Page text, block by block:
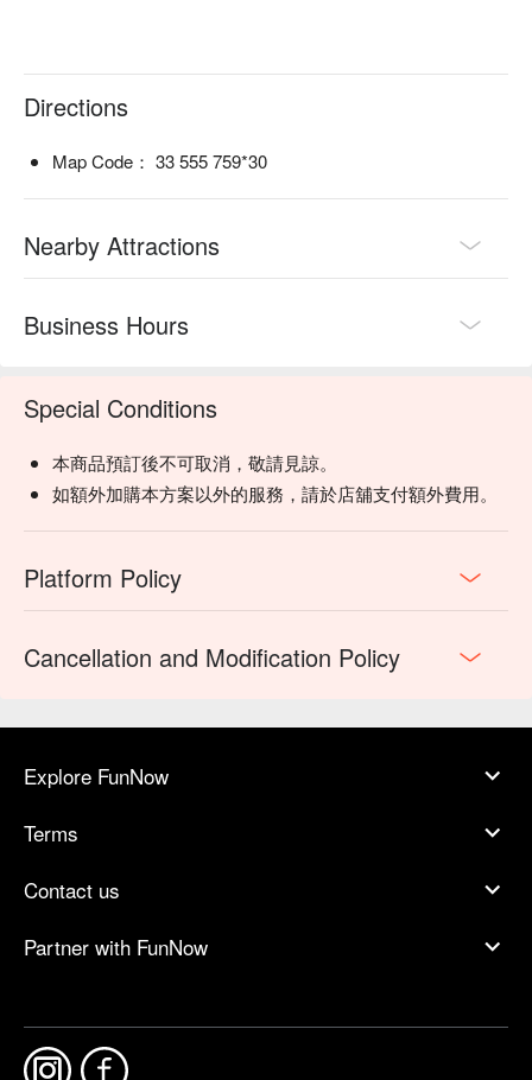
Directions
Map Code： 33 555 759*30
Nearby Attractions
Business Hours
Special Conditions
本商品預訂後不可取消，敬請見諒。
如額外加購本方案以外的服務，請於店舖支付額外費用。
Platform Policy
Cancellation and Modification Policy
Explore FunNow
Terms
Contact us
Partner with FunNow